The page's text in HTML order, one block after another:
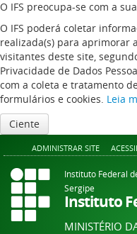
O IFS preocupa-se com a
O IFS poderá coletar
realizada(s) para aprimorar
visitantes deste site,
Privacidade de Dados
com a coleta e tratamento
formulários e cookies. Leia
Ciente
ADMINISTRAR SITE
Instituto Federal
Sergipe
Instituto
MINISTÉRIO